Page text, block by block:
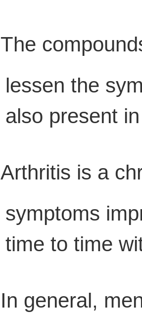
The
lessen the
also present
Arthritis is a
symptoms
time to time
In general,